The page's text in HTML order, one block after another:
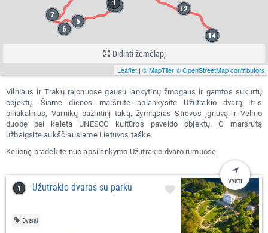
Leaflet | © MapTiler© OpenStreetMap contributors
Didinti žemėlapį
Vilniaus ir Trakų rajonuose gausu lankytinų žmogaus ir gamtos sukurtų
objektų. Šiame dienos maršrute aplankysite Užutrakio dvarą, tris
piliakalnius, Varnikų pažintinį taką, žymiąsias Strėvos įgriuvą ir Velnio
duobę bei keletą UNESCO kultūros paveldo objektų. O maršrutą
užbaigsite aukščiausiame Lietuvos taške.
Kelionę pradėkite nuo apsilankymo Užutrakio dvaro rūmuose.
Užutrakio dvaras su parku
Dvarai
VYKTI